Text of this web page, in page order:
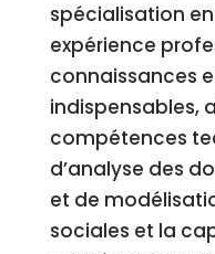
spécialisation
expérience
connaissances
indispensables,
compétences
d’analyse des
et de
sociales et la